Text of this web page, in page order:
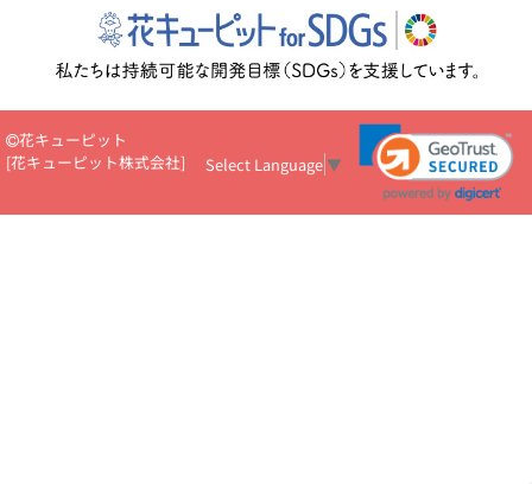
花キューピット
[花キューピット株式会社] Select Language▼